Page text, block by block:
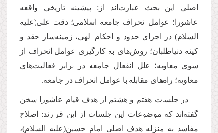
اصلى این بحث عبارت‌اند از: پیشینه تاریخى واقعه
عاشورا؛ عوامل انحراف جامعه اسلامى؛ دقت على(علیه
السلام) در اجراى حدود و احكام الهى، زمینه‌ساز حقد و
كینه دنیاطلبان؛ روش‌هاى به كارگیرى عوامل انحراف از
سوى معاویه؛ علل انفعال جامعه در برابر فعالیت‌هاى
معاویه؛ راه‌هاى مقابله با عوامل انحراف در جامعه.
در جلسات هفتم و هشتم از هدف قیام عاشورا سخن
گفته‌اند که موضوعات این جلسات از این قرارند: اصلاح
مفاسد به منزله هدف اصلى امام حسین(علیه السلام)،